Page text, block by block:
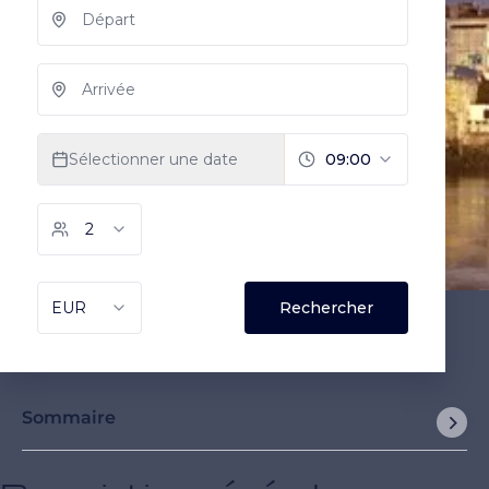
Sommaire